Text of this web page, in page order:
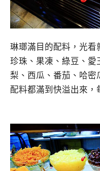
琳瑯滿目的配料，光看
珍珠、果凍、綠豆、愛
梨、西瓜、番茄、哈密
配料都滿到快溢出來，